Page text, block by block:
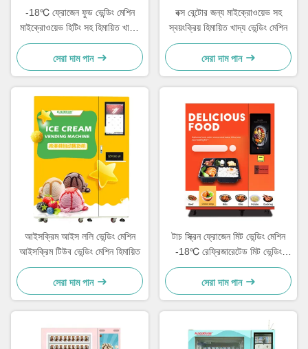
-18℃ ফ্রোজেন ফুড ভেন্ডিং মেশিন
মাইক্রোওয়েভ হিটিং সহ হিমায়িত খাবার
ভেন্ডিং মেশিন
সেরা দাম পান
বক্স বেন্টোর জন্য মাইক্রোওয়েভ সহ
স্বয়ংক্রিয় হিমায়িত খাদ্য ভেন্ডিং মেশিন
সেরা দাম পান
আইসক্রিম আইস ললি ভেন্ডিং মেশিন
আইসক্রিম টিউব ভেন্ডিং মেশিন হিমায়িত
সেরা দাম পান
টাচ স্ক্রিন ফ্রোজেন মিট ভেন্ডিং মেশিন
-18℃ রেফ্রিজারেটেড মিট ভেন্ডিং
মেশিন
সেরা দাম পান